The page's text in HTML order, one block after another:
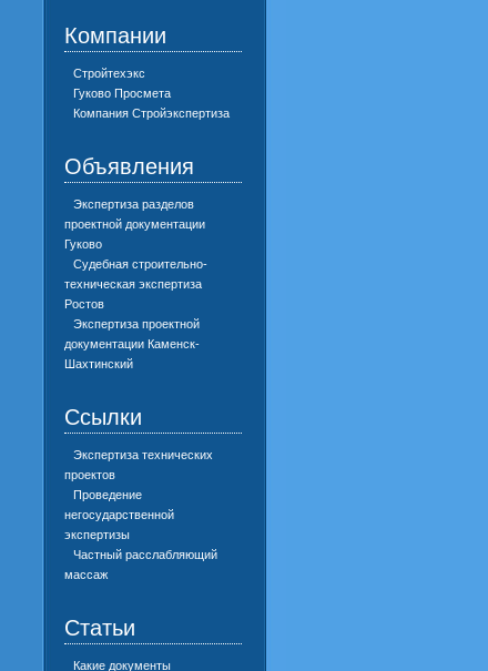
Компании
Стройтехэкс
Гуково Просмета
Компания Стройэкспертиза
Объявления
Экспертиза разделов
проектной документации
Гуково
Судебная строительно-
техническая экспертиза
Ростов
Экспертиза проектной
документации Каменск-
Шахтинский
Ссылки
Экспертиза технических
проектов
Проведение
негосударственной
экспертизы
Частный расслабляющий
массаж
Статьи
Какие документы